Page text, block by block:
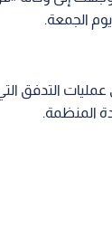
الجمعة.
عمليات التدفق
المنظمة.